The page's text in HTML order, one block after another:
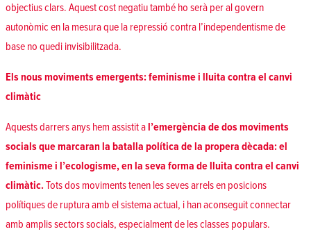
objectius clars. Aquest cost negatiu també ho serà per al govern
autonòmic en la mesura que la repressió contra l’independentisme de
base no quedi invisibilitzada.
Els nous moviments emergents: feminisme i lluita contra el canvi
climàtic
Aquests darrers anys hem assistit al’emergència de dos moviments
socials que marcaran la batalla política de la propera dècada: el
feminisme i l’ecologisme, en la seva forma de lluita contra el canvi
climàtic.Tots dos moviments tenen les seves arrels en posicions
polítiques de ruptura amb el sistema actual, i han aconseguit connectar
amb amplis sectors socials, especialment de les classes populars.